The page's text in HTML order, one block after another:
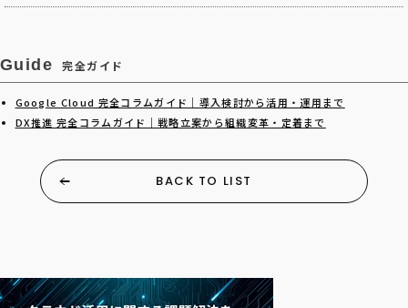
Guide 完全ガイド
Google Cloud 完全コラムガイド｜導入検討から活用・運用まで
DX推進 完全コラムガイド｜戦略立案から組織変革・定着まで
BACK TO LIST